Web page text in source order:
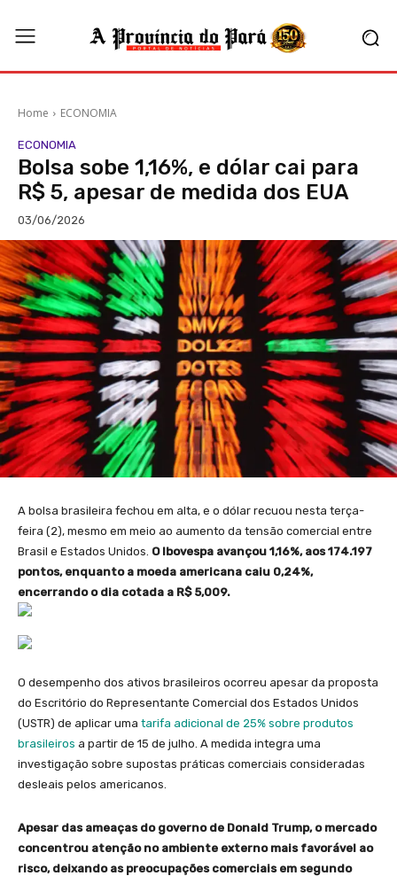
Home ECONOMIA
ECONOMIA
Bolsa sobe 1,16%, e dólar cai para
R$ 5, apesar de medida dos EUA
03/06/2026
A bolsa brasileira fechou em alta, e o dólar recuou nesta terça-
feira (2), mesmo em meio ao aumento da tensão comercial entre
Brasil e Estados Unidos. O Ibovespa avançou 1,16%, aos 174.197
pontos, enquanto a moeda americana caiu 0,24%,
encerrando o dia cotada a R$ 5,009.
O desempenho dos ativos brasileiros ocorreu apesar da proposta
do Escritório do Representante Comercial dos Estados Unidos
(USTR) de aplicar uma tarifa adicional de 25% sobre produtos
brasileiros a partir de 15 de julho. A medida integra uma
investigação sobre supostas práticas comerciais consideradas
desleais pelos americanos.
Apesar das ameaças do governo de Donald Trump, o mercado
concentrou atenção no ambiente externo mais favorável ao
risco, deixando as preocupações comerciais em segundo